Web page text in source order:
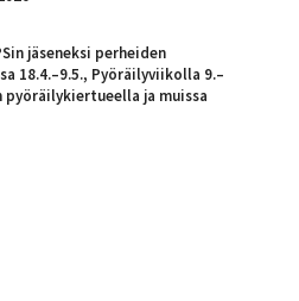
jäseneksi perheiden
18.4.–9.5., Pyöräilyviikolla 9.–
pyöräilykiertueella ja muissa